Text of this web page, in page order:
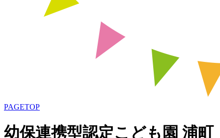
PAGETOP
幼保連携型認定こども園 浦町